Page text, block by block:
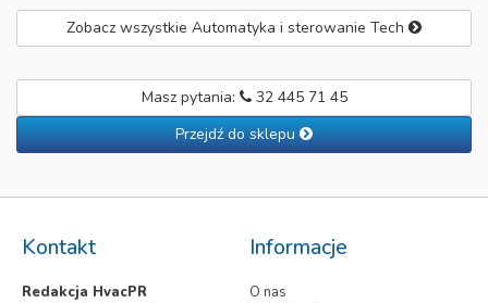
Zobacz wszystkie Automatyka i sterowanie Tech
Masz pytania:
32 445 71 45
Przejdź do sklepu
Kontakt
Redakcja HvacPR
Informacje
O nas